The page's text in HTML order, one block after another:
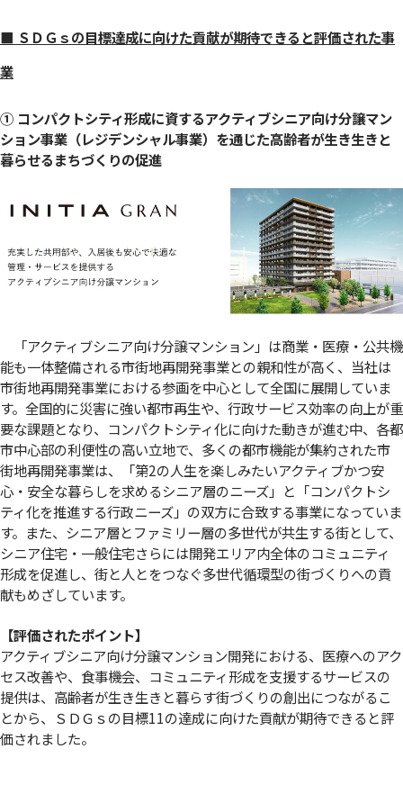
■ ＳＤＧｓの目標達成に向けた貢献が期待できると評価された事
業
① コンパクトシティ形成に資するアクティブシニア向け分譲マン
ション事業（レジデンシャル事業）を通じた高齢者が生き生きと
暮らせるまちづくりの促進
「アクティブシニア向け分譲マンション」は商業・医療・公共機
能も一体整備される市街地再開発事業との親和性が高く、当社は
市街地再開発事業における参画を中心として全国に展開していま
す。全国的に災害に強い都市再生や、行政サービス効率の向上が重
要な課題となり、コンパクトシティ化に向けた動きが進む中、各都
市中心部の利便性の高い立地で、多くの都市機能が集約された市
街地再開発事業は、「第2の人生を楽しみたいアクティブかつ安
心・安全な暮らしを求めるシニア層のニーズ」と「コンパクトシ
ティ化を推進する行政ニーズ」の双方に合致する事業になっていま
す。また、シニア層とファミリー層の多世代が共生する街として、
シニア住宅・一般住宅さらには開発エリア内全体のコミュニティ
形成を促進し、街と人とをつなぐ多世代循環型の街づくりへの貢
献もめざしています。
【評価されたポイント】
アクティブシニア向け分譲マンション開発における、医療へのアク
セス改善や、食事機会、コミュニティ形成を支援するサービスの
提供は、高齢者が生き生きと暮らす街づくりの創出につながるこ
とから、ＳＤＧｓの目標11の達成に向けた貢献が期待できると評
価されました。